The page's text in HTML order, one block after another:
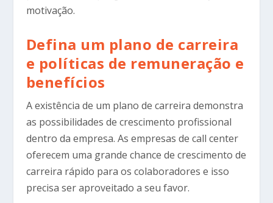
motivação.
Defina um plano de carreira
e políticas de remuneração e
benefícios
A existência de um plano de carreira demonstra
as possibilidades de crescimento profissional
dentro da empresa. As empresas de call center
oferecem uma grande chance de crescimento de
carreira rápido para os colaboradores e isso
precisa ser aproveitado a seu favor.